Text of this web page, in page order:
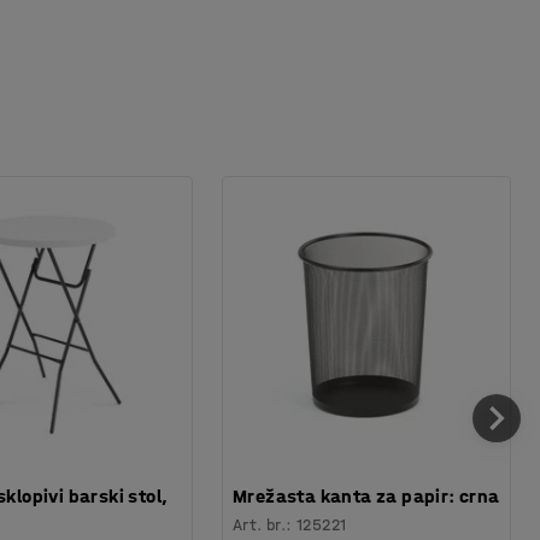
barski stol,
Mrežasta kanta za papir: crna
Art. br.:125221